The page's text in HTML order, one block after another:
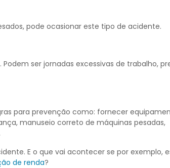
pode ocasionar este tipo de acidente.
ser jornadas excessivas de trabalho,
para prevenção como: fornecer
manuseio correto de máquinas pesadas,
E o que vai acontecer se por exemplo,
de renda?